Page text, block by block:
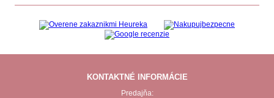
KONTAKTNÉ INFORMÁCIE
Predajňa: